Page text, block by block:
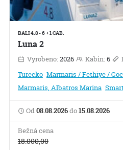
BALI 4.8 - 6 + 1 CAB.
Luna 2
Vyrobeno: 2026 Kabin: 6
Turecko Marmaris / Fethiye /
Marmaris, Albatros Marina
Od08.08.2026do15.08.2026
Bežná cena
18.000,00